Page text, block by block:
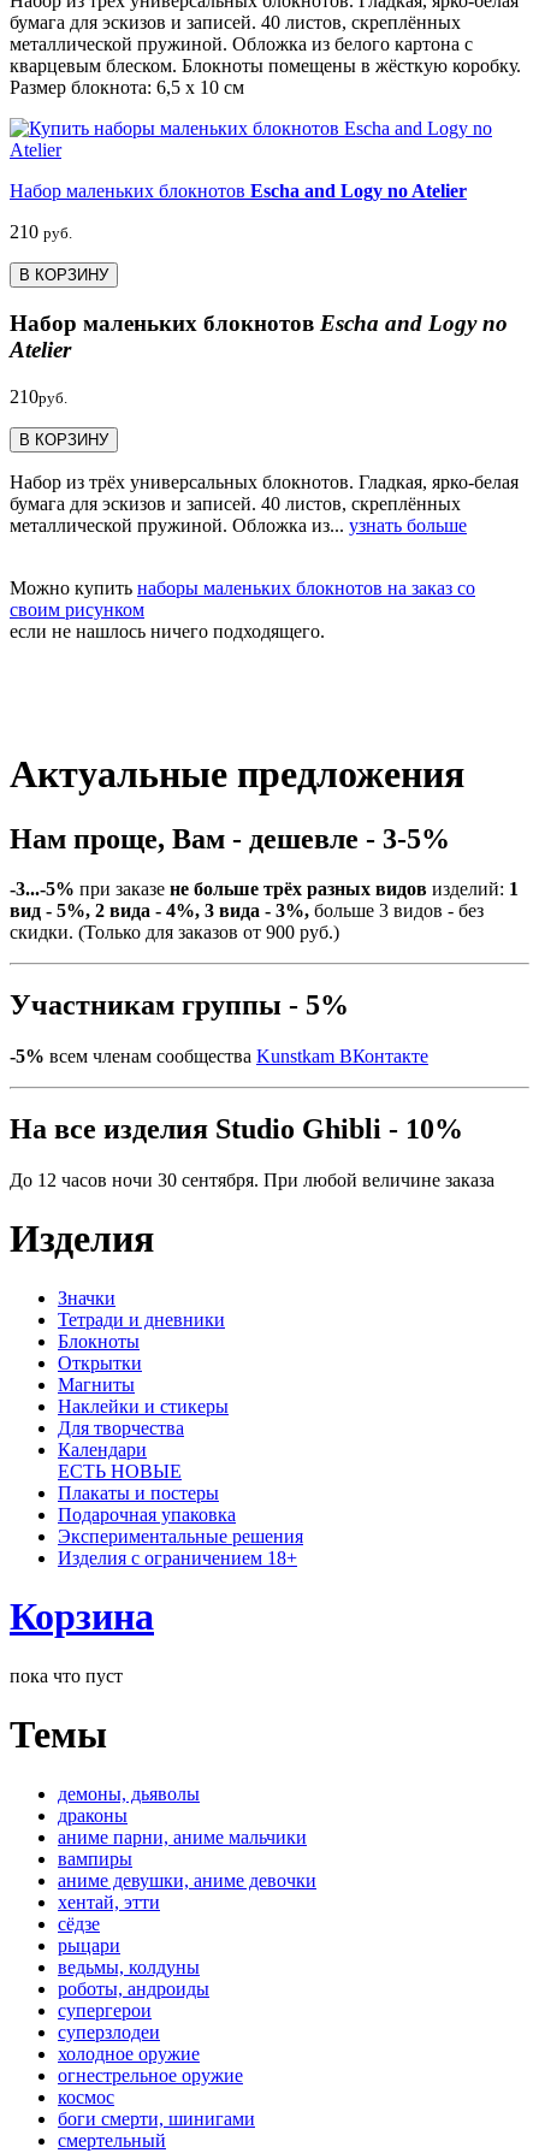
бумага для эскизов и записей. 40 листов, скреплённых
металлической пружиной. Обложка из белого картона с
кварцевым блеском. Блокноты помещены в жёсткую коробку.
Размер блокнота: 6,5 х 10 см
Набор маленьких блокнотов Escha and Logy no Atelier
210 руб.
В КОРЗИНУ
Набор маленьких блокнотов Escha and Logy no
Atelier
210руб.
В КОРЗИНУ
Набор из трёх универсальных блокнотов. Гладкая, ярко-белая
бумага для эскизов и записей. 40 листов, скреплённых
металлической пружиной. Обложка из... узнать больше
Можно купить наборы маленьких блокнотов на заказ со
своим рисунком
если не нашлось ничего подходящего.
Актуальные предложения
Нам проще, Вам - дешевле - 3-5%
-3...-5% при заказе не больше трёх разных видов изделий: 1
вид - 5%, 2 вида - 4%, 3 вида - 3%, больше 3 видов - без
скидки. (Только для заказов от 900 руб.)
Участникам группы - 5%
-5% всем членам сообщества Kunstkam ВКонтакте
На все изделия Studio Ghibli - 10%
До 12 часов ночи 30 сентября. При любой величине заказа
Изделия
Значки
Тетради и дневники
Блокноты
Открытки
Магниты
Наклейки и стикеры
Для творчества
Календари
ЕСТЬ НОВЫЕ
Плакаты и постеры
Подарочная упаковка
Экспериментальные решения
Изделия с ограничением 18+
Корзина
пока что пуст
Темы
демоны, дьяволы
драконы
аниме парни, аниме мальчики
вампиры
аниме девушки, аниме девочки
хентай, этти
сёдзе
рыцари
ведьмы, колдуны
роботы, андроиды
супергерои
суперзлодеи
холодное оружие
огнестрельное оружие
космос
боги смерти, шинигами
смертельный